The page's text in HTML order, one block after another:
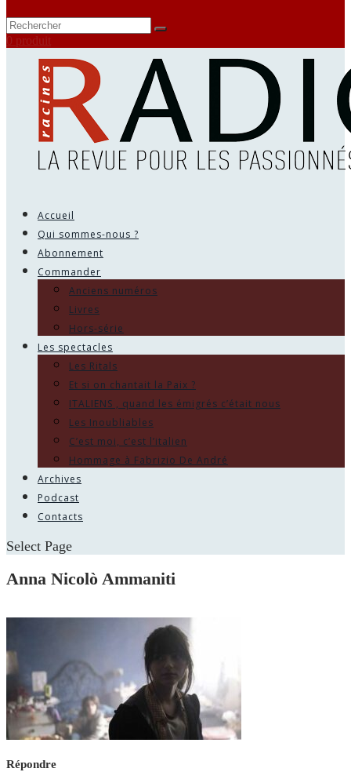
0 produit
Accueil
Qui sommes-nous ?
Abonnement
Commander
Anciens numéros
Livres
Hors-série
Les spectacles
Les Ritals
Et si on chantait la Paix ?
ITALIENS , quand les émigrés c’était nous
Les Inoubliables
C’est moi, c’est l’italien
Hommage à Fabrizio De André
Archives
Podcast
Contacts
Select Page
Anna Nicolò Ammaniti
Répondre